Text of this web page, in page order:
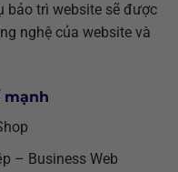
bảo trì website sẽ được
nghệ của website và
mạnh
– Business Web